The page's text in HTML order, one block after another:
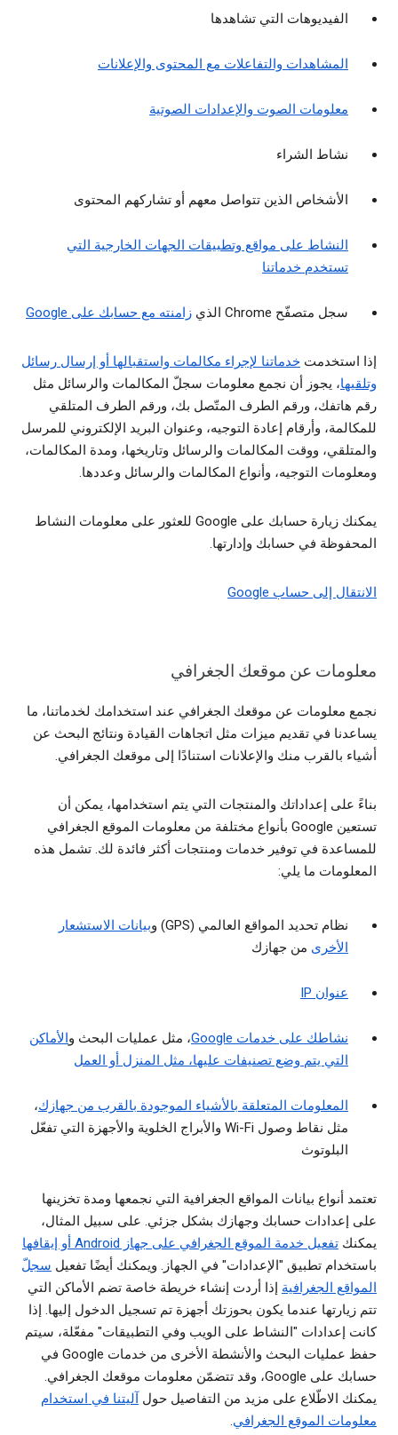
الفيديوهات التي تشاهدها
المشاهدات والتفاعلات مع المحتوى والإعلانات
معلومات الصوت والإعدادات الصوتية
نشاط الشراء
الأشخاص الذين تتواصل معهم أو تشاركهم المحتوى
النشاط على مواقع وتطبيقات الجهات الخارجية التي
تستخدم خدماتنا
سجل متصفّح Chrome الذي زامنته مع حسابك على Google
إذا استخدمت خدماتنا لإجراء مكالمات واستقبالها أو إرسال رسائل
وتلقيها، يجوز أن نجمع معلومات سجلّ المكالمات والرسائل مثل
رقم هاتفك، ورقم الطرف المتّصل بك، ورقم الطرف المتلقي
للمكالمة، وأرقام إعادة التوجيه، وعنوان البريد الإلكتروني للمرسل
والمتلقي، ووقت المكالمات والرسائل وتاريخها، ومدة المكالمات،
ومعلومات التوجيه، وأنواع المكالمات والرسائل وعددها.
يمكنك زيارة حسابك على Google للعثور على معلومات النشاط
المحفوظة في حسابك وإدارتها.
الانتقال إلى حساب Google
معلومات عن موقعك الجغرافي
نجمع معلومات عن موقعك الجغرافي عند استخدامك لخدماتنا، ما
يساعدنا في تقديم ميزات مثل اتجاهات القيادة ونتائج البحث عن
أشياء بالقرب منك والإعلانات استنادًا إلى موقعك الجغرافي.
بناءً على إعداداتك والمنتجات التي يتم استخدامها، يمكن أن
تستعين Google بأنواع مختلفة من معلومات الموقع الجغرافي
للمساعدة في توفير خدمات ومنتجات أكثر فائدة لك. تشمل هذه
المعلومات ما يلي:
نظام تحديد المواقع العالمي (GPS) و
بيانات الاستشعار
الأخرى من جهازك
عنوان IP
نشاطك على خدمات Google ، مثل عمليات البحث والأماكن
التي يتم وضع تصنيفات عليها، مثل المنزل أو العمل
المعلومات المتعلقة بالأشياء الموجودة بالقرب من جهازك،
مثل نقاط وصول Wi-Fi والأبراج الخلوية والأجهزة التي تفعّل
البلوتوث
تعتمد أنواع بيانات المواقع الجغرافية التي نجمعها ومدة تخزينها
على إعدادات حسابك وجهازك بشكل جزئي. على سبيل المثال،
يمكنك تفعيل خدمة الموقع الجغرافي على جهاز Android أو إيقافها
باستخدام تطبيق "الإعدادات" في الجهاز. ويمكنك أيضًا تفعيل سجلّ
المواقع الجغرافية إذا أردت إنشاء خريطة خاصة تضم الأماكن التي
تتم زيارتها عندما يكون بحوزتك أجهزة تم تسجيل الدخول إليها. إذا
كانت إعدادات "النشاط على الويب وفي التطبيقات" مفعّلة، سيتم
حفظ عمليات البحث والأنشطة الأخرى من خدمات Google في
حسابك على Google، وقد تتضمّن معلومات موقعك الجغرافي.
يمكنك الاطّلاع على مزيد من التفاصيل حول آليتنا في استخدام
معلومات الموقع الجغرافي.